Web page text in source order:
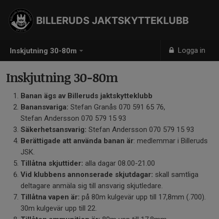
Inskjutning 30-80m Logga in
BILLERUDS JAKTSKYTTEKLUBB
Inskjutning 30-80m
Banan ägs av Billeruds jaktskytteklubb
Banansvariga: Stefan Granås 070 591 65 76,
Stefan Andersson 070 579 15 93
Säkerhetsansvarig: Stefan Andersson 070 579 15 93
Berättigade att använda banan är: medlemmar i Billeruds
JSK.
Tillåtna skjuttider: alla dagar 08.00-21.00
Vid klubbens annonserade skjutdagar: skall samtliga
deltagare anmäla sig till ansvarig skjutledare.
Tillåtna vapen är: på 80m kulgevär upp till 17,8mm (.700).
30m kulgevär upp till 22.